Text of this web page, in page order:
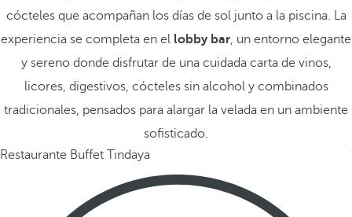
cócteles que acompañan los días de sol junto a la piscina. La
experiencia se completa en el lobby bar, un entorno elegante
y sereno donde disfrutar de una cuidada carta de vinos,
licores, digestivos, cócteles sin alcohol y combinados
tradicionales, pensados para alargar la velada en un ambiente
sofisticado.
Restaurante Buffet Tindaya